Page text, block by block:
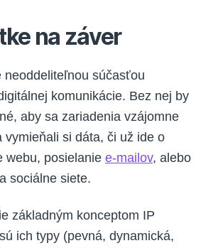
na záver
neoddeliteľnou súčasťou
komunikácie. Bez nej by
aby sa zariadenia vzájomne
vymieňali si dáta, či už ide o
webu, posielanie e-mailov, alebo
sociálne siete.
základným konceptom IP
ich typy (pevná, dynamická,